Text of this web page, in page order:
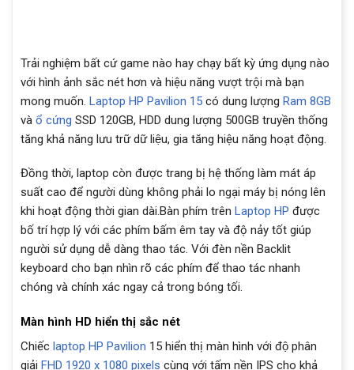
Trải nghiệm bất cứ game nào hay chạy bất kỳ ứng dụng nào
với hình ảnh sắc nét hơn và hiệu năng vượt trội mà bạn
mong muốn. Laptop HP Pavilion 15 có dung lượng Ram 8GB
và ổ cứng SSD 120GB, HDD dung lượng 500GB truyền thống
tăng khả năng lưu trữ dữ liệu, gia tăng hiệu năng hoạt động.
Đồng thời, laptop còn được trang bị hệ thống làm mát áp
suất cao để người dùng không phải lo ngại máy bị nóng lên
khi hoạt động thời gian dài.Bàn phím trên Laptop HP được
bố trí hợp lý với các phím bấm êm tay và độ nảy tốt giúp
người sử dụng dễ dàng thao tác. Với đèn nền Backlit
keyboard cho bạn nhìn rõ các phím để thao tác nhanh
chóng và chính xác ngay cả trong bóng tối.
Màn hình HD hiển thị sắc nét
Chiếc laptop HP Pavilion 15 hiển thị màn hình với độ phân
giải FHD 1920 x 1080 pixels cùng với tấm nền IPS cho khả